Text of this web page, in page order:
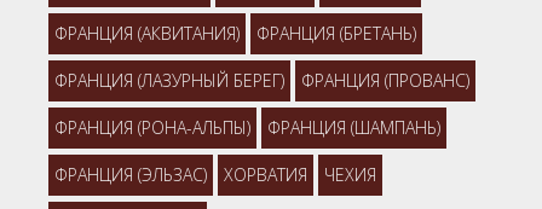
ФРАНЦИЯ (АКВИТАНИЯ) ФРАНЦИЯ (БРЕТАНЬ)
ФРАНЦИЯ (ЛАЗУРНЫЙ БЕРЕГ) ФРАНЦИЯ (ПРОВАНС)
ФРАНЦИЯ (РОНА-АЛЬПЫ) ФРАНЦИЯ (ШАМПАНЬ)
ФРАНЦИЯ (ЭЛЬЗАС) ХОРВАТИЯ ЧЕХИЯ